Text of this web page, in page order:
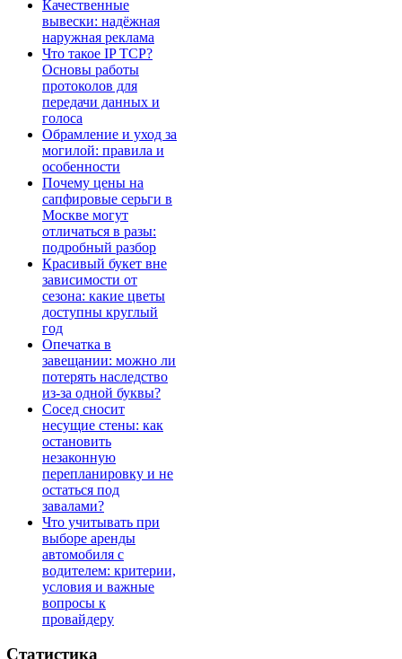
Качественные
вывески: надёжная
наружная реклама
Что такое IP TCP?
Основы работы
протоколов для
передачи данных и
голоса
Обрамление и уход за
могилой: правила и
особенности
Почему цены на
сапфировые серьги в
Москве могут
отличаться в разы:
подробный разбор
Красивый букет вне
зависимости от
сезона: какие цветы
доступны круглый
год
Опечатка в
завещании: можно ли
потерять наследство
из-за одной буквы?
Сосед сносит
несущие стены: как
остановить
незаконную
перепланировку и не
остаться под
завалами?
Что учитывать при
выборе аренды
автомобиля с
водителем: критерии,
условия и важные
вопросы к
провайдеру
Статистика